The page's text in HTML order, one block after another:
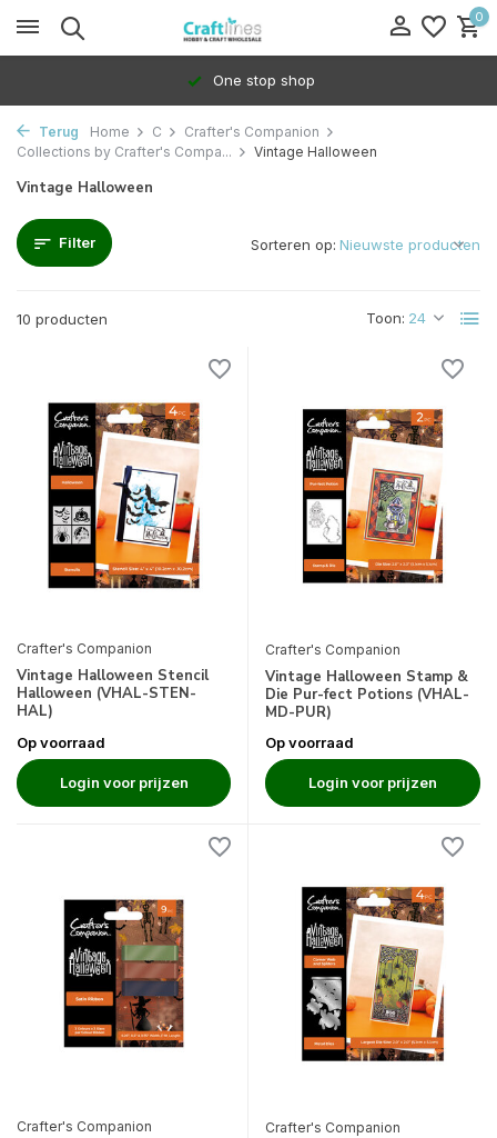
0
One stop shop
Terug Home C
Crafter's Companion
Collections by Crafter's Compa...
Vintage Halloween
Vintage Halloween
Filter
10 producten Toon:
Sorteren op:
Crafter's Companion
Vintage Halloween Stencil
Halloween (VHAL-STEN-
HAL)
Op voorraad
Login voor prijzen
Crafter's Companion
Vintage Halloween Stamp &
Die Pur-fect Potions (VHAL-
MD-PUR)
Op voorraad
Login voor prijzen
Crafter's Companion Crafter's Companion